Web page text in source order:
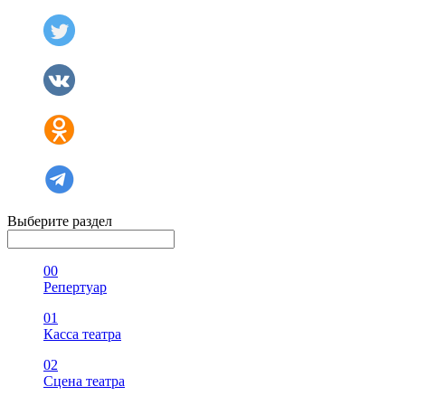
Выберите раздел
00
Репертуар
01
Касса театра
02
Сцена театра